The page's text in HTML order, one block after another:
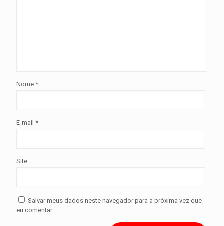
Nome *
E-mail *
Site
Salvar meus dados neste navegador para a próxima vez que
eu comentar.